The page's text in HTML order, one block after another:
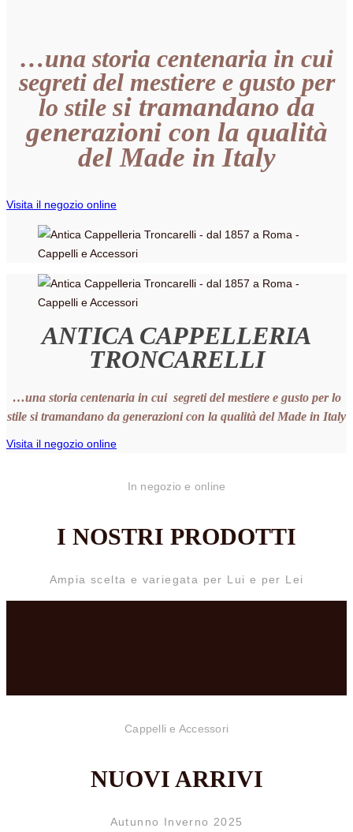
…una storia centenaria in cui
segreti del mestieree gusto per
lo stile si tramandano da
generazioni con la qualità
del Made in Italy
Visita il negozio online
ANTICA CAPPELLERIA
TRONCARELLI
…una storia centenaria in cui segreti delmestieree gusto per lo
stile si tramandano da generazioni con la qualità delMade in Italy
Visita il negozio online
In negozio e online
I NOSTRI PRODOTTI
Ampia scelta e variegata per Lui e per Lei
Cappelli e Accessori
NUOVI ARRIVI
Autunno Inverno 2025